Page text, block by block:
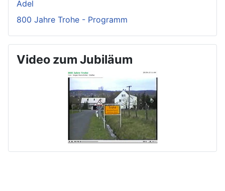
Adel
800 Jahre Trohe - Programm
Video zum Jubiläum